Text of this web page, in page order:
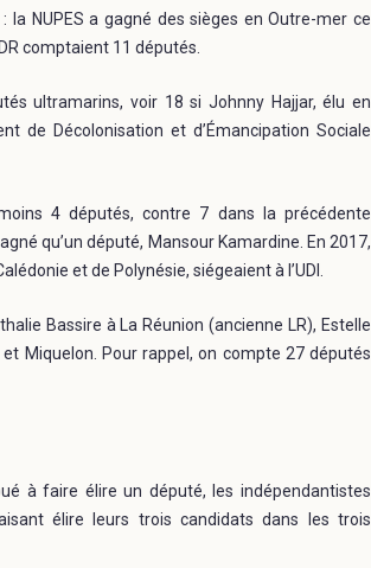
la NUPES a gagné des sièges en Outre-mer ce
comptaient 11 députés.
ultramarins, voir 18 si Johnny Hajjar, élu en
de Décolonisation et d’Émancipation Sociale
4 députés, contre 7 dans la précédente
qu’un député, Mansour Kamardine. En 2017,
et de Polynésie, siégeaient à l’UDI.
Bassire à La Réunion (ancienne LR), Estelle
Miquelon. Pour rappel, on compte 27 députés
à faire élire un député, les indépendantistes
élire leurs trois candidats dans les trois